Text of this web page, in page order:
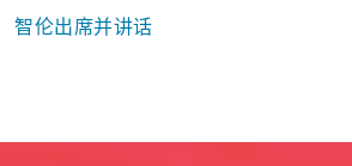
智伦出席并讲话